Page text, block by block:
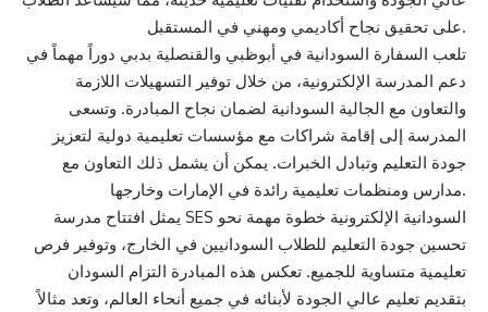
على تحقيق نجاح أكاديمي ومهني في المستقبل.
تلعب السفارة السودانية في أبوظبي والقنصلية بدبي دوراً مهماً في
دعم المدرسة الإلكترونية، من خلال توفير التسهيلات اللازمة
والتعاون مع الجالية السودانية لضمان نجاح المبادرة. وتسعى
المدرسة إلى إقامة شراكات مع مؤسسات تعليمية دولية لتعزيز
جودة التعليم وتبادل الخبرات. يمكن أن يشمل ذلك التعاون مع
مدارس ومنظمات تعليمية رائدة في الإمارات وخارجها.
يمثل افتتاح مدرسة SES السودانية الإلكترونية خطوة مهمة نحو
تحسين جودة التعليم للطلاب السودانيين في الخارج، وتوفير فرص
تعليمية متساوية للجميع. تعكس هذه المبادرة التزام السودان
بتقديم تعليم عالي الجودة لأبنائه في جميع أنحاء العالم، وتعد مثالاً